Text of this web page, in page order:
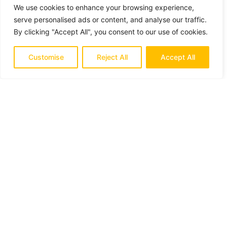
We use cookies to enhance your browsing experience,
serve personalised ads or content, and analyse our traffic.
By clicking "Accept All", you consent to our use of cookies.
Customise Reject All Accept All
Lascia un commento